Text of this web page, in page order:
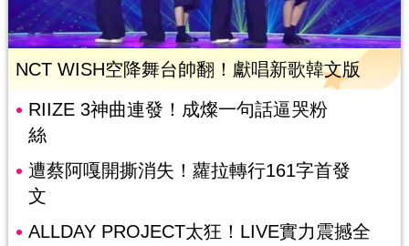
NCT WISH空降舞台帥翻！獻唱新歌韓文版
RIIZE 3神曲連發！成燦一句話逼哭粉
絲
遭蔡阿嘎開撕消失！蘿拉轉行161字首發
文
ALLDAY PROJECT太狂！LIVE實力震撼全